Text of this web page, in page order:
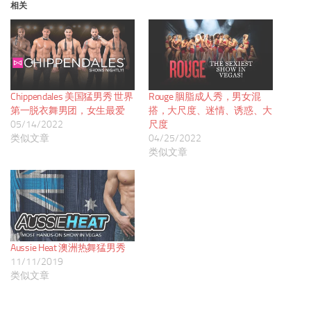
相关
Chippendales 美国猛男秀 世界
第一脱衣舞男团，女生最爱
05/14/2022
类似文章
Rouge 胭脂成人秀，男女混
搭，大尺度、迷情、诱惑、大
尺度
04/25/2022
类似文章
Aussie Heat 澳洲热舞猛男秀
11/11/2019
类似文章